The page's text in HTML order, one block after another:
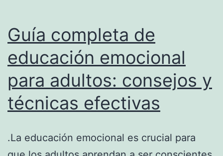
Guía completa de
educación emocional
para adultos: consejos y
técnicas efectivas
.La educación emocional es crucial para